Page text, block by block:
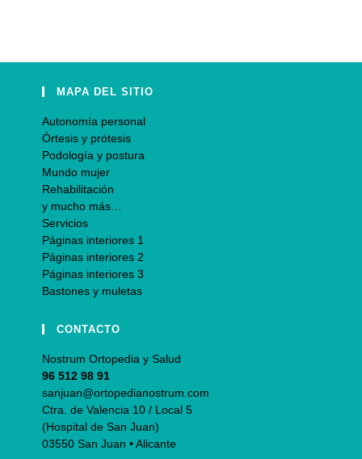
MAPA DEL SITIO
Autonomía personal
Órtesis y prótesis
Podología y postura
Mundo mujer
Rehabilitación
y mucho más…
Servicios
Páginas interiores 1
Páginas interiores 2
Páginas interiores 3
Bastones y muletas
CONTACTO
Nostrum Ortopedia y Salud
96 512 98 91
sanjuan@ortopedianostrum.com
Ctra. de Valencia 10 / Local 5
(Hospital de San Juan)
03550 San Juan • Alicante